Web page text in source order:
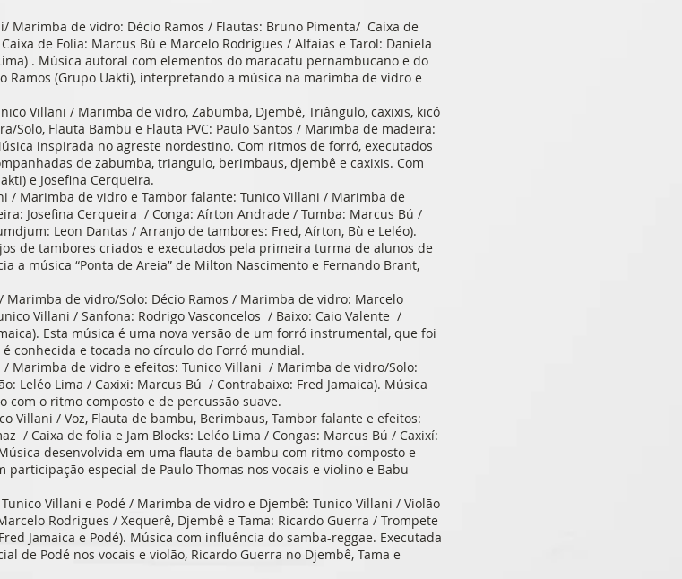
Marimba de vidro: Décio Ramos / Flautas: Bruno Pimenta/ Caixa de
de Folia: Marcus Bú e Marcelo Rodrigues / Alfaias e Tarol: Daniela
. Música autoral com elementos do maracatu pernambucano e do
Ramos (Grupo Uakti), interpretando a música na marimba de vidro e
Villani / Marimba de vidro, Zabumba, Djembê, Triângulo, caxixis, kicó
Flauta Bambu e Flauta PVC: Paulo Santos / Marimba de madeira:
inspirada no agreste nordestino. Com ritmos de forró, executados
de zabumba, triangulo, berimbaus, djembê e caxixis. Com
e Josefina Cerqueira.
/ Marimba de vidro e Tambor falante: Tunico Villani / Marimba de
Josefina Cerqueira / Conga: Aírton Andrade / Tumba: Marcus Bú /
Leon Dantas / Arranjo de tambores: Fred, Aírton, Bù e Leléo).
de tambores criados e executados pela primeira turma de alunos de
a música “Ponta de Areia” de Milton Nascimento e Fernando Brant,
de vidro/Solo: Décio Ramos / Marimba de vidro: Marcelo
Villani / Sanfona: Rodrigo Vasconcelos / Baixo: Caio Valente /
Esta música é uma nova versão de um forró instrumental, que foi
conhecida e tocada no círculo do Forró mundial.
/ Marimba de vidro e efeitos: Tunico Villani / Marimba de vidro/Solo:
Leléo Lima / Caxixi: Marcus Bú / Contrabaixo: Fred Jamaica). Música
o ritmo composto e de percussão suave.
Villani / Voz, Flauta de bambu, Berimbaus, Tambor falante e efeitos:
/ Caixa de folia e Jam Blocks: Leléo Lima / Congas: Marcus Bú / Caxixí:
desenvolvida em uma flauta de bambu com ritmo composto e
especial de Paulo Thomas nos vocais e violino e Babu
Villani e Podé / Marimba de vidro e Djembê: Tunico Villani / Violão
Rodrigues / Xequerê, Djembê e Tama: Ricardo Guerra / Trompete
Jamaica e Podé). Música com influência do samba-reggae. Executada
de Podé nos vocais e violão, Ricardo Guerra no Djembê, Tama e